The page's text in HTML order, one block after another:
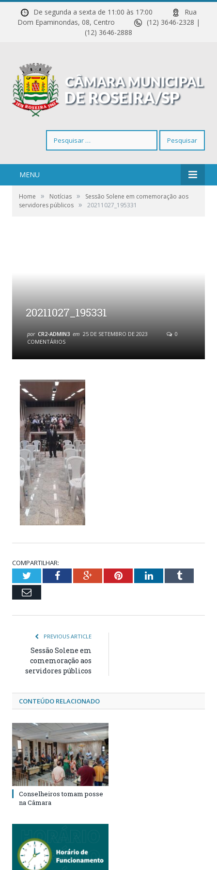
De segunda a sexta de 11:00 às 17:00
Rua
Dom Epaminondas, 08, Centro
(12) 3646-2328 |
(12) 3646-2888
por:
MENU
Home » Notícias »
Sessão Solene em comemoração aos
servidores públicos » 20211027_195331
20211027_195331
por CR2-ADMIN3 em 25 DE SETEMBRO DE 2023
0
COMENTÁRIOS
COMPARTILHAR:
TwitterFacebookGoogle+PinterestLinkedInTumblr
Email
PREVIOUS ARTICLE
Sessão Solene em
comemoração aos
servidores públicos
CONTEÚDO RELACIONADO
Conselheiros tomam posse
na Câmara